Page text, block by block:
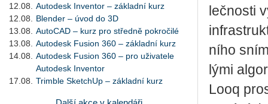
12.08.
Autodesk Inventor – základní kurz
12.08.
Blender – úvod do 3D
13.08.
AutoCAD – kurz pro středně pokročilé
13.08.
Autodesk Fusion 360 – základní kurz
14.08.
Autodesk Fusion 360 – pro uživatele
Autodesk Inventor
17.08.
Trimble SketchUp – základní kurz
leč­nos­ti
ní­ho
lý­mi
Looq